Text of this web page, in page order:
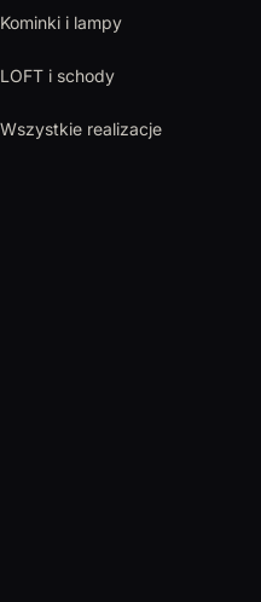
Kominki i lampy
LOFT i schody
Wszystkie realizacje